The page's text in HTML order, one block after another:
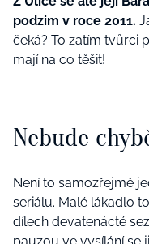
podzim v roce 2011.
čeká? To zatím tvůrci
mají na co těšit!
Nebude
Není to samozřejmě
seriálu. Malé lákadlo
dílech devatenácté